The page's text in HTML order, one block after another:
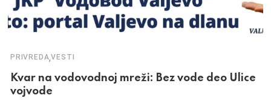
PRIVREDA,VESTI
Kvar na vodovodnoj mreži: Bez vode deo Ulice
vojvode